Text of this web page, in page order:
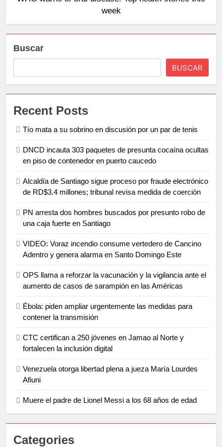
week
Buscar
BUSCAR
Recent Posts
Tío mata a su sobrino en discusión por un par de tenis
DNCD incauta 303 paquetes de presunta cocaína ocultas
en piso de contenedor en puerto caucedo
Alcaldía de Santiago sigue proceso por fraude electrónico
de RD$3.4 millones; tribunal revisa medida de coerción
PN arresta dos hombres buscados por presunto robo de
una caja fuerte en Santiago
VIDEO: Voraz incendio consume vertedero de Cancino
Adentro y genera alarma en Santo Domingo Este
OPS llama a reforzar la vacunación y la vigilancia ante el
aumento de casos de sarampión en las Américas
Ébola: piden ampliar urgentemente las medidas para
contener la transmisión
CTC certifican a 250 jóvenes en Jamao al Norte y
fortalecen la inclusión digital
Venezuela otorga libertad plena a jueza María Lourdes
Afiuni
Muere el padre de Lionel Messi a los 68 años de edad
Categories